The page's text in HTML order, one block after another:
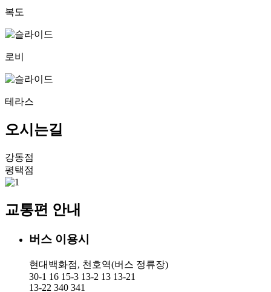
복도
로비
테라스
오시는길
강동점
평택점
교통편 안내
버스 이용시
현대백화점, 천호역(버스 정류장)
30-1 16 15-3 13-2 13 13-21
13-22 340 341